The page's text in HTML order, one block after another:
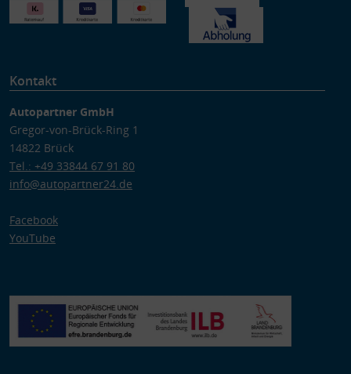
Kontakt
Autopartner GmbH
Gregor-von-Brück-Ring 1
14822 Brück
Tel.: +49 33844 67 91 80
info@autopartner24.de
Facebook
YouTube